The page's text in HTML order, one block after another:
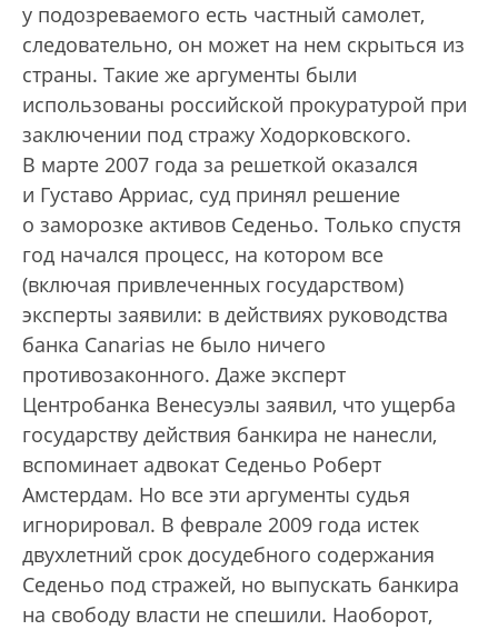
у подозреваемого есть частный самолет,
следовательно, он может на нем скрыться из
страны. Такие же аргументы были
использованы российской прокуратурой при
заключении под стражу Ходорковского.
В марте 2007 года за решеткой оказался
и Густаво Арриас, суд принял решение
о заморозке активов Седеньо. Только спустя
год начался процесс, на котором все
(включая привлеченных государством)
эксперты заявили: в действиях руководства
банка Canarias не было ничего
противозаконного. Даже эксперт
Центробанка Венесуэлы заявил, что ущерба
государству действия банкира не нанесли,
вспоминает адвокат Седеньо Роберт
Амстердам. Но все эти аргументы судья
игнорировал. В феврале 2009 года истек
двухлетний срок досудебного содержания
Седеньо под стражей, но выпускать банкира
на свободу власти не спешили. Наоборот,